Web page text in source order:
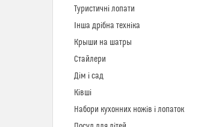
Туристичні лопати
Інша дрібна техніка
Крыши на шатры
Стайлери
Дім і сад
Ківші
Набори кухонних ножів і лопаток